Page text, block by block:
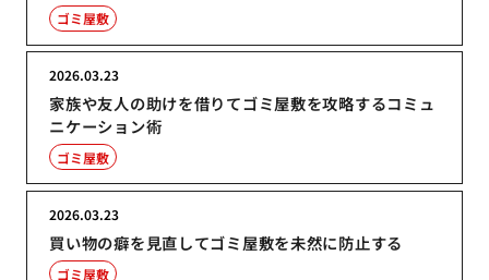
ゴミ屋敷
家族や友人の助けを借りてゴミ屋敷を攻略するコミュ
ニケーション術
2026.03.23
ゴミ屋敷
買い物の癖を見直してゴミ屋敷を未然に防止する
2026.03.23
ゴミ屋敷